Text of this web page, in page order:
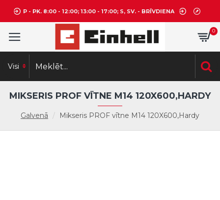
P - PK. 8:00 - 12:00; 13:00 - 17:00; S, SV. - BRĪVDIENA
0
Visi
Galvenā Mikseris PROF vītne M14 120X600,Hardy
MIKSERIS PROF VĪTNE M14 120X600,HARDY